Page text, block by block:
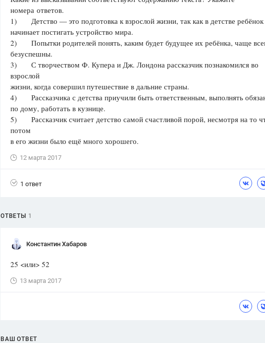
1752 ответа
Олимпиады
ответа
ответ
ГИА
ответов
Отношения, Любовь,Красота,
ПОКАЗАТЬ ВСЕ
номера ответов.
1) Детство — это подготовка к взрослой жизни, так как в детстве ребёнок
начинает постигать устройство мира.
2) Попытки родителей понять, каким будет будущее их ребёнка, чаще
безуспешны.
3) С творчеством Ф. Купера и Дж. Лондона рассказчик познакомился во
взрослой
жизни, когда совершил путешествие в дальние страны.
4) Рассказчика с детства приучили быть ответственным, выполнять
по дому, работать в кузнице.
5) Рассказчик считает детство самой счастливой порой, несмотря на то
потом
в его жизни было ещё много хорошего.
12 марта 2017
1 ответ
ОТВЕТЫ 1
Константин Хабаров
25 <или> 52
13 марта 2017
ВАШ ОТВЕТ